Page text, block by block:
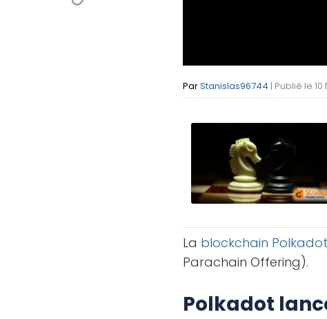
ParStanislas96744 | Publié le 10
La blockchain Polkadot
Parachain Offering).
Polkadot